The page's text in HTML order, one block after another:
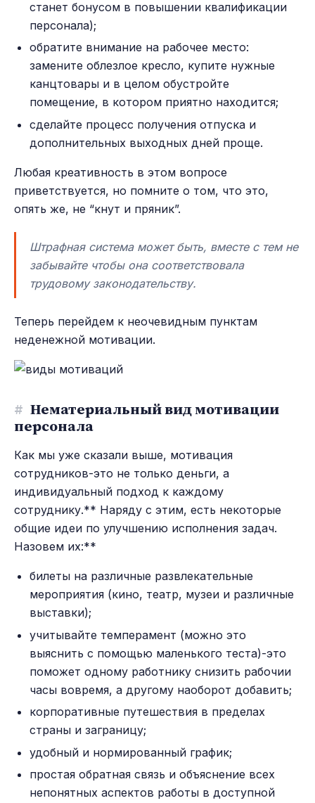
станет бонусом в повышении квалификации
персонала);
обратите внимание на рабочее место:
замените облезлое кресло, купите нужные
канцтовары и в целом обустройте
помещение, в котором приятно находится;
сделайте процесс получения отпуска и
дополнительных выходных дней проще.
Любая креативность в этом вопросе
приветствуется, но помните о том, что это,
опять же, не “кнут и пряник”.
Штрафная система может быть, вместе с тем не
забывайте чтобы она соответствовала
трудовому законодательству.
Теперь перейдем к неочевидным пунктам
неденежной мотивации.
# Нематериальный вид мотивации
персонала
Как мы уже сказали выше, мотивация
сотрудников-это не только деньги, а
индивидуальный подход к каждому
сотруднику.** Наряду с этим, есть некоторые
общие идеи по улучшению исполнения задач.
Назовем их:**
билеты на различные развлекательные
мероприятия (кино, театр, музеи и различные
выставки);
учитывайте темперамент (можно это
выяснить с помощью маленького теста)-это
поможет одному работнику снизить рабочии
часы вовремя, а другому наоборот добавить;
корпоративные путешествия в пределах
страны и заграницу;
удобный и нормированный график;
простая обратная связь и объяснение всех
непонятных аспектов работы в доступной